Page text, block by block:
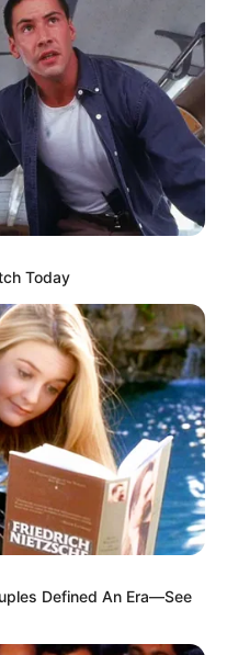
Today
Defined An Era—See